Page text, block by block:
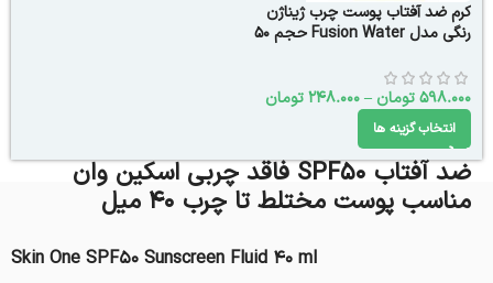
کرم ضد آفتاب پوست چرب ژیناژن
رنگی مدل Fusion Water حجم 50
598.000تومان –
248.000تومان
انتخاب گزینه ها
ضد آفتاب SPF50 فاقد چربی اسکین وان
مناسب پوست مختلط تا چرب 40 میل
Skin One SPF50 Sunscreen Fluid 40 ml